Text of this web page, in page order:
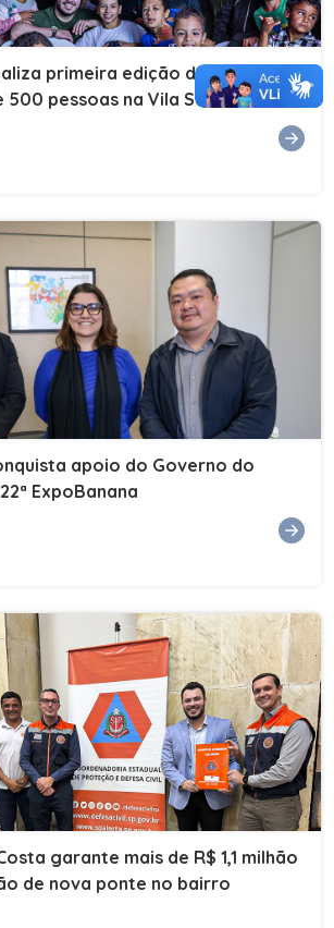
primeira edição do Cuidar+ e
500 pessoas na Vila São João
apoio do Governo do
ExpoBanana
garante mais de R$ 1,1 milhão
de nova ponte no bairro